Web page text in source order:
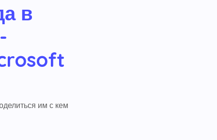
в
им с кем